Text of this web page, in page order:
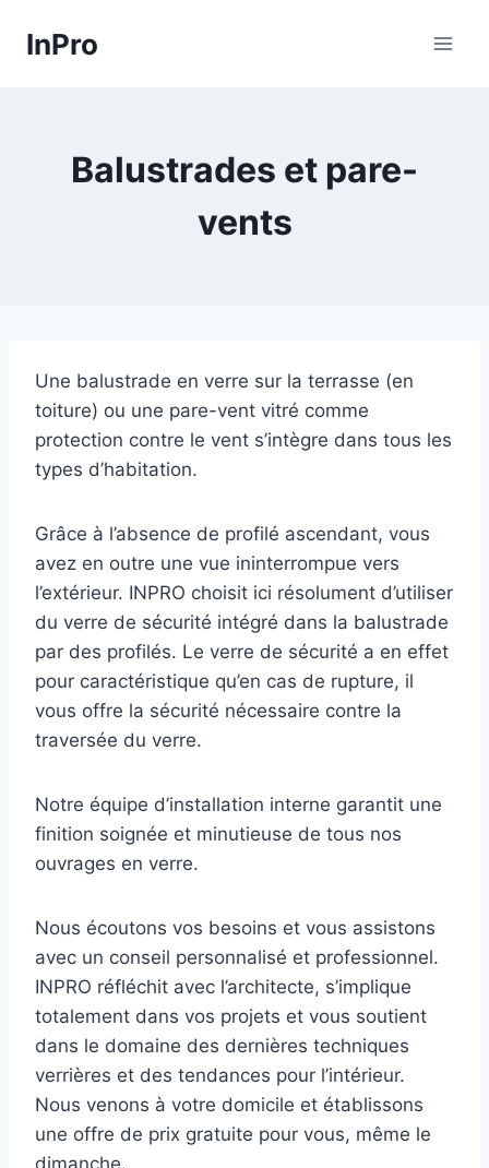
InPro
Balustrades et pare-
vents
Une balustrade en verre sur la terrasse (en
toiture) ou une pare-vent vitré comme
protection contre le vent s’intègre dans tous les
types d’habitation.
Grâce à l’absence de profilé ascendant, vous
avez en outre une vue ininterrompue vers
l’extérieur. INPRO choisit ici résolument d’utiliser
du verre de sécurité intégré dans la balustrade
par des profilés. Le verre de sécurité a en effet
pour caractéristique qu’en cas de rupture, il
vous offre la sécurité nécessaire contre la
traversée du verre.
Notre équipe d’installation interne garantit une
finition soignée et minutieuse de tous nos
ouvrages en verre.
Nous écoutons vos besoins et vous assistons
avec un conseil personnalisé et professionnel.
INPRO réfléchit avec l’architecte, s’implique
totalement dans vos projets et vous soutient
dans le domaine des dernières techniques
verrières et des tendances pour l’intérieur.
Nous venons à votre domicile et établissons
une offre de prix gratuite pour vous, même le
dimanche.